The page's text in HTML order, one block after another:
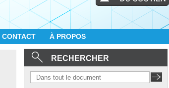
CONTACT À PROPOS
RECHERCHER